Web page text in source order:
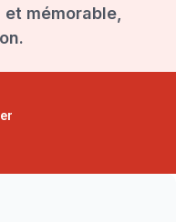
mémorable,